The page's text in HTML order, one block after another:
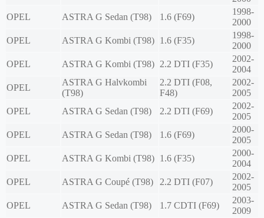
OPEL
ASTRA G Sedan (T98) 1.6 (F69)
1998-
2000
OPEL
ASTRA G Kombi (T98) 1.6 (F35)
1998-
2000
OPEL
ASTRA G Kombi (T98) 2.2 DTI (F35)
2002-
2004
OPEL
ASTRA G Halvkombi
(T98)
2.2 DTI (F08,
F48)
2002-
2005
OPEL
ASTRA G Sedan (T98) 2.2 DTI (F69)
2002-
2005
OPEL
ASTRA G Sedan (T98) 1.6 (F69)
2000-
2005
OPEL
ASTRA G Kombi (T98) 1.6 (F35)
2000-
2004
OPEL
ASTRA G Coupé (T98) 2.2 DTI (F07)
2002-
2005
OPEL
ASTRA G Sedan (T98) 1.7 CDTI (F69)
2003-
2009